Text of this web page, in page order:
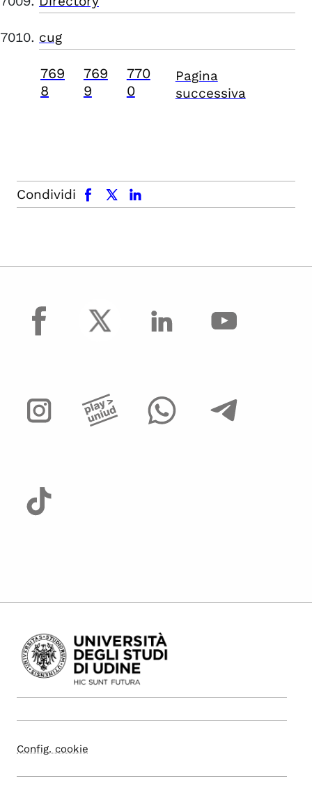
cug
769
8
769
9
770
0
Pagina
successiva
Condividi
facebook x.com linkedin
facebook
Config. cookie